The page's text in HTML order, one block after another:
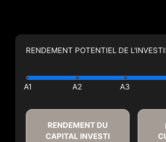
RENDEMENT POTENTIEL DE
RENDEMENT DU
CAPITAL INVESTI